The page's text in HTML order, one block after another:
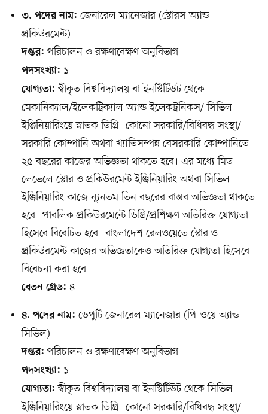
৩. পদের নাম: জেনারেল ম্যানেজার (স্টোরস অ্যান্ড
প্রকিউরমেন্ট)
দপ্তর: পরিচালন ও রক্ষণাবেক্ষণ অনুবিভাগ
পদসংখ্যা: ১
যোগ্যতা: স্বীকৃত বিশ্ববিদ্যালয় বা ইনস্টিটিউট থেকে
মেকানিক্যাল/ইলেকট্রিক্যাল অ্যান্ড ইলেকট্রনিকস/ সিভিল
ইঞ্জিনিয়ারিংয়ে স্নাতক ডিগ্রি। কোনো সরকারি/বিধিবদ্ধ সংস্থা/
সরকারি কোম্পানি অথবা খ্যাতিসম্পন্ন বেসরকারি কোম্পানিতে
২৫ বছরের কাজের অভিজ্ঞতা থাকতে হবে। এর মধ্যে মিড
লেভেলে স্টোর ও প্রকিউরমেন্ট ইঞ্জিনিয়ারিং অথবা সিভিল
ইঞ্জিনিয়ারিং কাজে ন্যূনতম তিন বছরের বাস্তব অভিজ্ঞতা থাকতে
হবে। পাবলিক প্রকিউরমেন্টে ডিগ্রি/প্রশিক্ষণ অতিরিক্ত যোগ্যতা
হিসেবে বিবেচিত হবে। বাংলাদেশ রেলওয়েতে স্টোর ও
প্রকিউরমেন্ট কাজের অভিজ্ঞতাকেও অতিরিক্ত যোগ্যতা হিসেবে
বিবেচনা করা হবে।
বেতন গ্রেড: ৪
৪. পদের নাম: ডেপুটি জেনারেল ম্যানেজার (পি-ওয়ে অ্যান্ড
সিভিল)
দপ্তর: পরিচালন ও রক্ষণাবেক্ষণ অনুবিভাগ
পদসংখ্যা: ১
যোগ্যতা: স্বীকৃত বিশ্ববিদ্যালয় বা ইনস্টিটিউট থেকে সিভিল
ইঞ্জিনিয়ারিংয়ে স্নাতক ডিগ্রি। কোনো সরকারি/বিধিবদ্ধ সংস্থা/